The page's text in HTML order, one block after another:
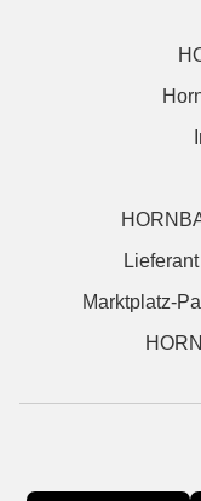
Marktplatz-